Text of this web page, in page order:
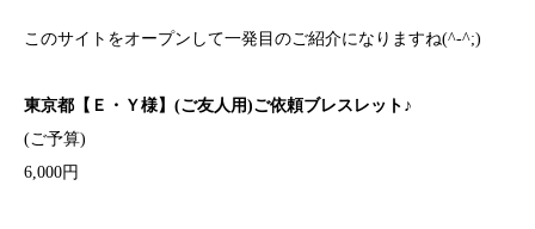
このサイトをオープンして一発目のご紹介になりますね(^-^;)
東京都【Ｅ・Ｙ様】(ご友人用)ご依頼ブレスレット♪
(ご予算)
6,000円